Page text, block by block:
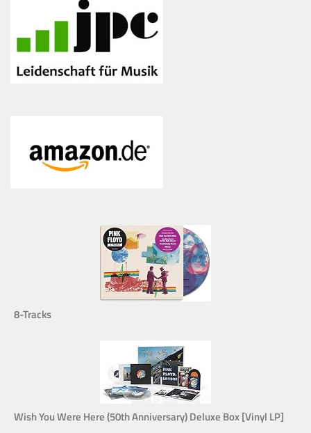
8-Tracks
Wish You Were Here (50th Anniversary) Deluxe Box [Vinyl LP]